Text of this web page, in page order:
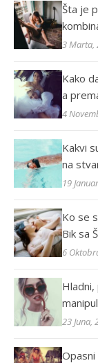
Šta je
3 Marta,
Kako
a
4
Kakvi
na
19
Ko se
Bik sa
6
Hladni,
23 Juna,